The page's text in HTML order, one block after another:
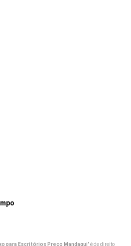
para Escritórios Preço Mandaqui" é de direito